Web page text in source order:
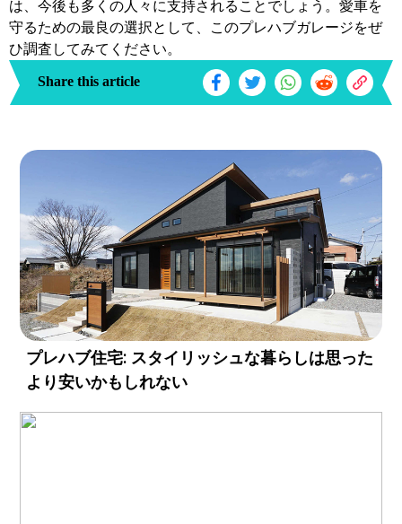
は、今後も多くの人々に支持されることでしょう。愛車を
守るための最良の選択として、このプレハブガレージをぜ
ひ調査してみてください。
Share this article
プレハブ住宅: スタイリッシュな暮らしは思った
より安いかもしれない